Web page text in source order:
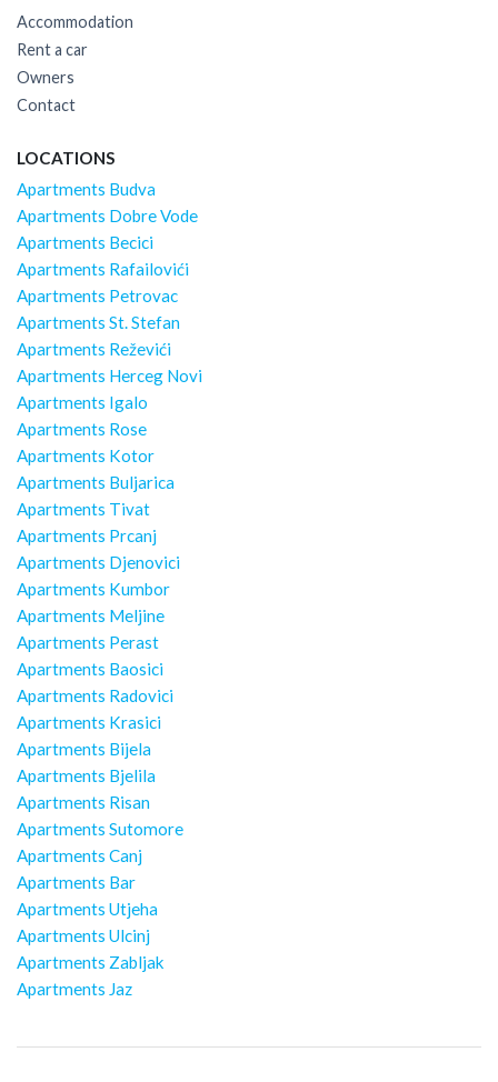
Accommodation
Rent a car
Owners
Contact
LOCATIONS
Apartments Budva
Apartments Dobre Vode
Apartments Becici
Apartments Rafailovići
Apartments Petrovac
Apartments St. Stefan
Apartments Reževići
Apartments Herceg Novi
Apartments Igalo
Apartments Rose
Apartments Kotor
Apartments Buljarica
Apartments Tivat
Apartments Prcanj
Apartments Djenovici
Apartments Kumbor
Apartments Meljine
Apartments Perast
Apartments Baosici
Apartments Radovici
Apartments Krasici
Apartments Bijela
Apartments Bjelila
Apartments Risan
Apartments Sutomore
Apartments Canj
Apartments Bar
Apartments Utjeha
Apartments Ulcinj
Apartments Zabljak
Apartments Jaz